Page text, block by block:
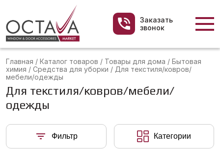
Заказать
звонок
Главная / Каталог товаров / Товары для дома / Бытовая
химия / Средства для уборки / Для текстиля/ковров/
мебели/одежды
Для текстиля/ковров/мебели/
одежды
Фильтр Категории